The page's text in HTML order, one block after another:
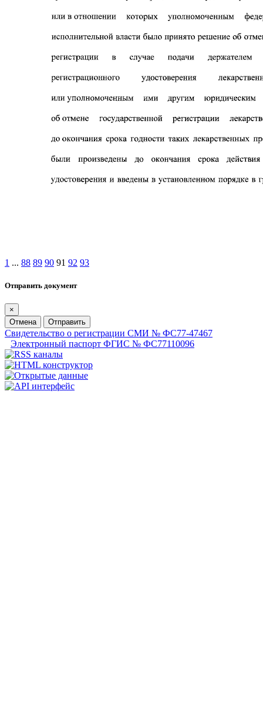
1 ... 88 89 90 91 92 93
Отправить документ
×
Отмена
Отправить
Свидетельство о регистрации СМИ № ФС77-47467
Электронный паспорт ФГИС № ФС77110096